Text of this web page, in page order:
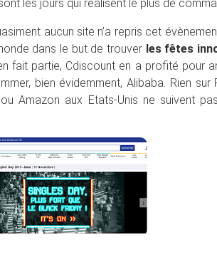
les jours qui réalisent le plus de
aucun site n’a repris cet
dans le but de trouver les fêtes
fait partie, Cdiscount en a profité pour
bien évidemment, Alibaba. Rien
Amazon aux Etats-Unis ne suivent